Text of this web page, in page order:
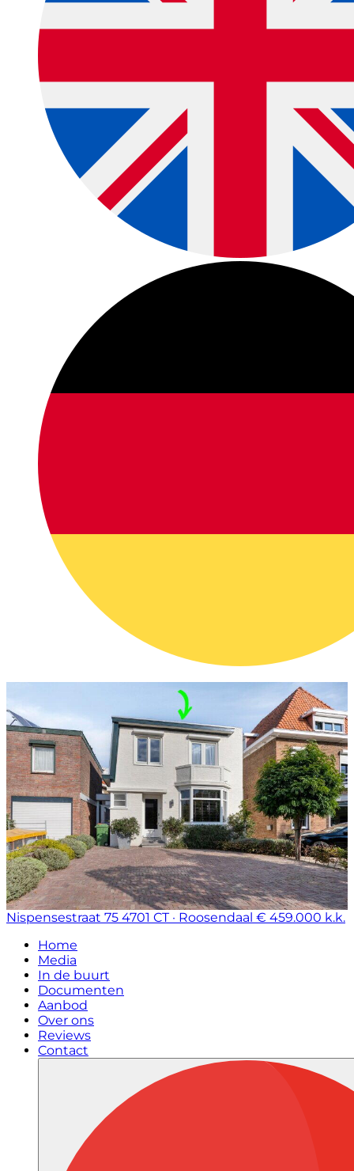
Nispensestraat 75 4701 CT · Roosendaal € 459.000 k.k.
Home
Media
In de buurt
Documenten
Aanbod
Over ons
Reviews
Contact